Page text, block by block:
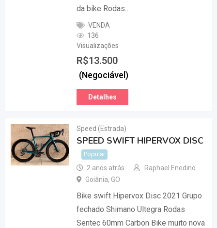
da bike Rodas…
VENDA
136
Visualizações
R$13.500
(Negociável)
Detalhes
Speed (Estrada)
SPEED SWIFT HIPERVOX DISC
Popular
2 anos atrás
Raphael Enedino
Goiânia, GO
Bike swift Hipervox Disc 2021 Grupo
fechado Shimano Ultegra Rodas
Sentec 60mm Carbon Bike muito nova